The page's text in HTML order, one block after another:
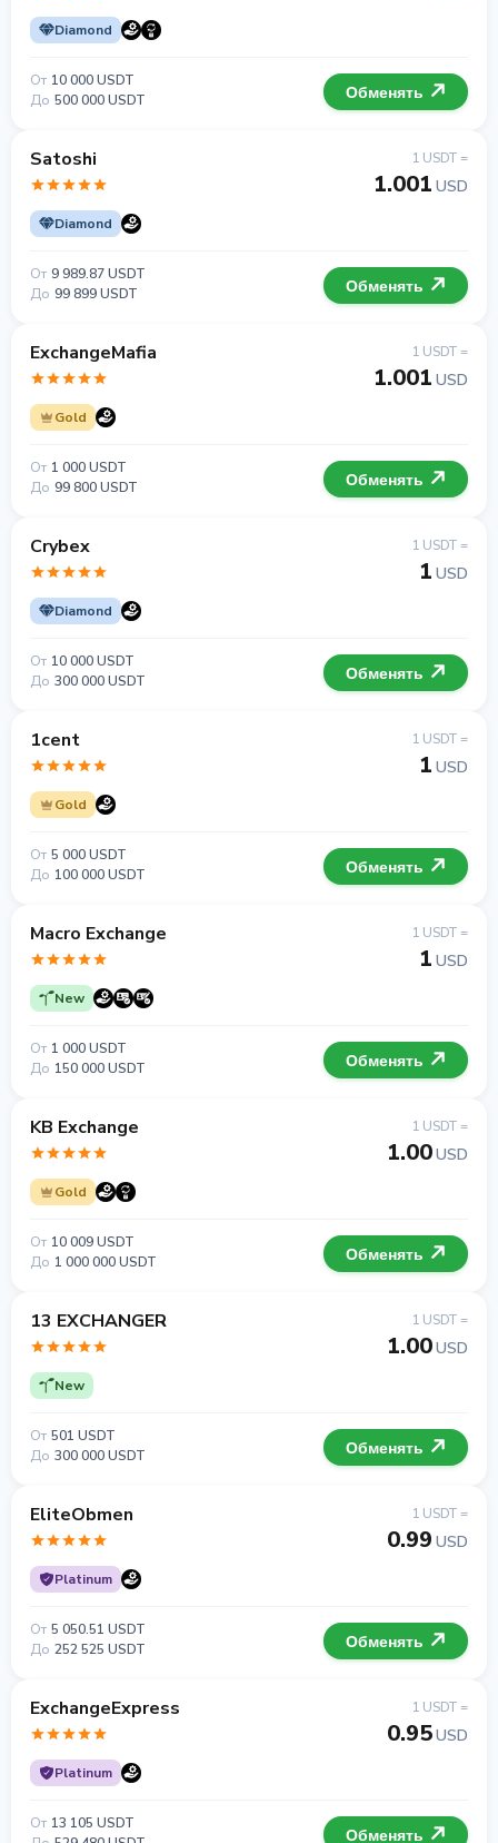
Diamond
От 10 000 USDT
До 500 000 USDT Обменять
Satoshi
Diamond
1 USDT =
1.001 USD
От 9 989.87 USDT
До 99 899 USDT Обменять
ExchangeMafia
Gold
1 USDT =
1.001 USD
От 1 000 USDT
До 99 800 USDT Обменять
Crybex
Diamond
1 USDT =
1 USD
От 10 000 USDT
До 300 000 USDT Обменять
1cent
Gold
1 USDT =
1 USD
От 5 000 USDT
До 100 000 USDT Обменять
Macro Exchange
New
1 USDT =
1 USD
От 1 000 USDT
До 150 000 USDT Обменять
KB Exchange
Gold
1 USDT =
1.00USD
От 10 009 USDT
До 1 000 000 USDT Обменять
13 EXCHANGER
New
1 USDT =
1.00USD
От 501 USDT
До 300 000 USDT Обменять
EliteObmen
Platinum
1 USDT =
0.99 USD
От 5 050.51 USDT
До 252 525 USDT Обменять
ExchangeExpress
Platinum
1 USDT =
0.95USD
От 13 105 USDT
Обменять